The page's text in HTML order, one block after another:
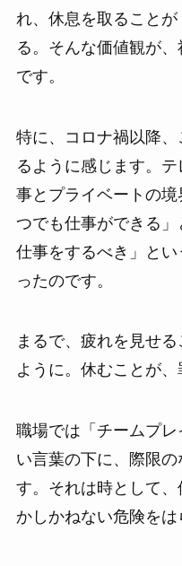
れ、休息を取ること
る。そんな価値観が
です。
特に、コロナ禍以降
るように感じます。
事とプライベートの
つでも仕事ができる
仕事をするべき」と
ったのです。
まるで、疲れを見せ
ように。休むことが、
職場では「チームプ
い言葉の下に、際限
す。それは時として
かしかねない危険をは